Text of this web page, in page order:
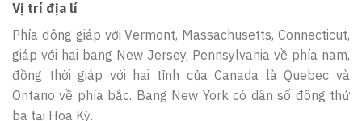
Vị trí địa lí
Phía đông giáp với Vermont, Massachusetts, Connecticut,
giáp với hai bang New Jersey, Pennsylvania về phía nam,
đồng thời giáp với hai tỉnh của Canada là Quebec và
Ontario về phía bắc. Bang New York có dân số đông thứ
ba tại Hoa Kỳ.